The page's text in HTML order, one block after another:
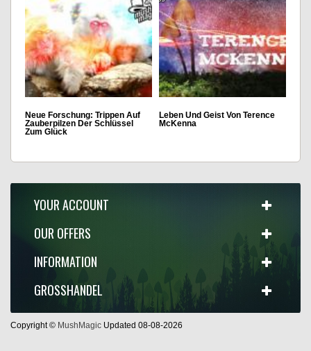
Neue Forschung: Trippen Auf
Zauberpilzen Der Schlüssel
Zum Glück
Leben Und Geist Von Terence
McKenna
YOUR ACCOUNT
OUR OFFERS
INFORMATION
GROSSHANDEL
Copyright © MushMagic Updated 08-08-2026